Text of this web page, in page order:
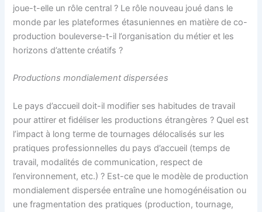
joue-t-elle un rôle central ? Le rôle nouveau joué dans le
monde par les plateformes étasuniennes en matière de co-
production bouleverse-t-il l’organisation du métier et les
horizons d’attente créatifs ?
Productions mondialement dispersées
Le pays d’accueil doit-il modifier ses habitudes de travail
pour attirer et fidéliser les productions étrangères ? Quel est
l’impact à long terme de tournages délocalisés sur les
pratiques professionnelles du pays d’accueil (temps de
travail, modalités de communication, respect de
l’environnement, etc.) ? Est-ce que le modèle de production
mondialement dispersée entraîne une homogénéisation ou
une fragmentation des pratiques (production, tournage,